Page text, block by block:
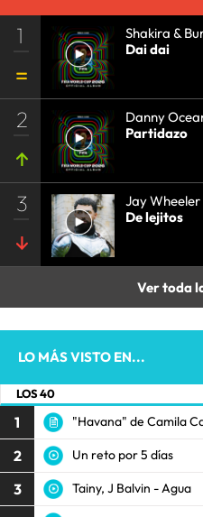
1
Shakira &
Dai dai
2
Danny
Partidazo
3
Jay Wheeler
De lejitos
Ver toda
LO MÁS VISTO EN...
LOS 40
1 "Havana" de Camila
2 Un reto por 5 días
3 Tainy, J Balvin - Agua